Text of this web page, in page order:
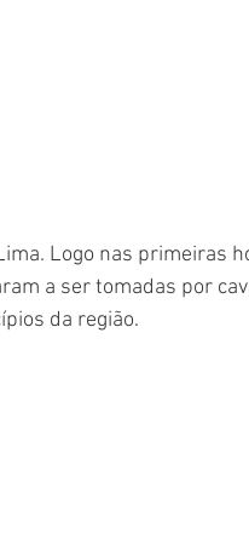
Logo nas primeiras
a ser tomadas por
da região.